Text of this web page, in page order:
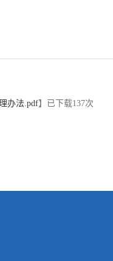
办法.pdf】已下载137次